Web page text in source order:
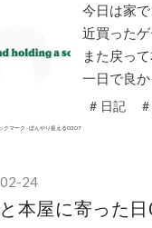
今日は家
近買った
また戻っ
一日で良
# 日記 #
02-24
本屋に寄った